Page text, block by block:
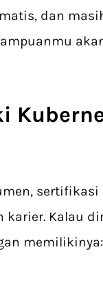
dan
Kalau
memilikinya: